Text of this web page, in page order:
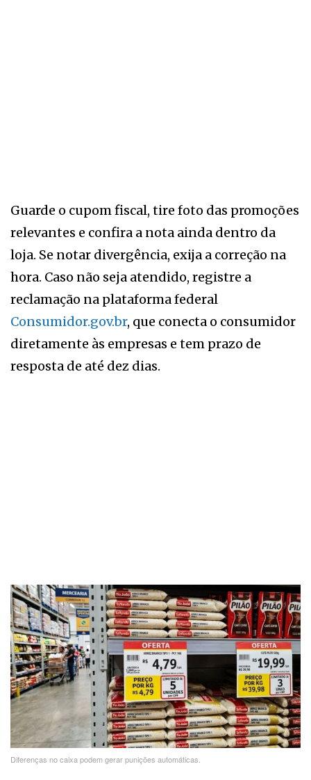
Guarde o cupom fiscal, tire foto das promoções
relevantes e confira a nota ainda dentro da
loja. Se notar divergência, exija a correção na
hora. Caso não seja atendido, registre a
reclamação na plataforma federal
Consumidor.gov.br, que conecta o consumidor
diretamente às empresas e tem prazo de
resposta de até dez dias.
Diferenças no caixa podem gerar punições automáticas.